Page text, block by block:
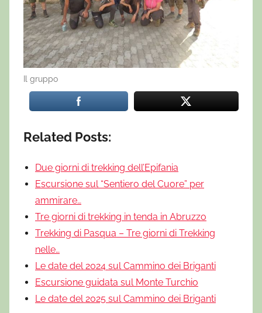
Il gruppo
Related Posts:
Due giorni di trekking dell’Epifania
Escursione sul “Sentiero del Cuore” per
ammirare…
Tre giorni di trekking in tenda in Abruzzo
Trekking di Pasqua – Tre giorni di Trekking
nelle…
Le date del 2024 sul Cammino dei Briganti
Escursione guidata sul Monte Turchio
Le date del 2025 sul Cammino dei Briganti